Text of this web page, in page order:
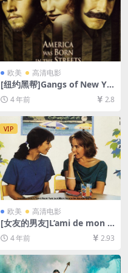
欧美 高清电影
[纽约黑帮]Gangs of New Yo
rk (2002)[百度网盘+迅雷云盘
资源1080P超清未删减][MP4/
4 年前 2.8
VIP
欧美 高清电影
[女友的男友]L’ami de mon a
mie (1987)[百度网盘+迅雷云
盘资源1080P超清未删减][MP
4/6GB][中文字幕]
4 年前 2.93